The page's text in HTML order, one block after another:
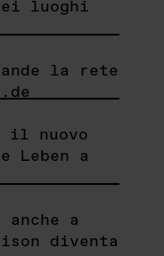
luoghi
la rete
il nuovo
Leben a
anche a
diventa